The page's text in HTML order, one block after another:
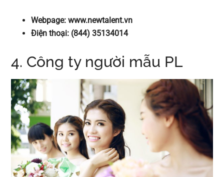
Webpage: www.newtalent.vn
Điện thoại: (844) 35134014
4. Công ty người mẫu PL